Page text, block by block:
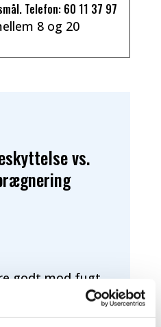
Telefon: 60 11 37 97
8 og 20
vs.
godt mod fugt